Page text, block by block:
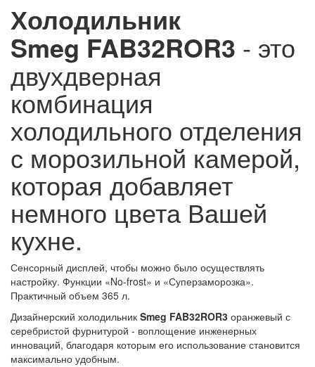
Холодильник
Smeg FAB32ROR3 - это
двухдверная
комбинация
холодильного отделения
с морозильной камерой,
которая добавляет
немного цвета Вашей
кухне.
Сенсорный дисплей, чтобы можно было осуществлять
настройку. Функции «No-frost» и «Суперзаморозка».
Практичный объем 365 л.
Дизайнерский холодильник Smeg FAB32ROR3 оранжевый с
серебристой фурнитурой - воплощение инженерных
инноваций, благодаря которым его использование становится
максимально удобным.